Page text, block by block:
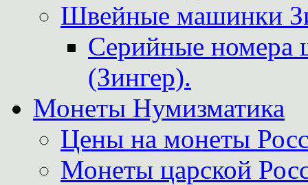
Швейные машинки
Серийные
(Зингер).
Монеты Нумизматика
Цены на монеты
Монеты царской